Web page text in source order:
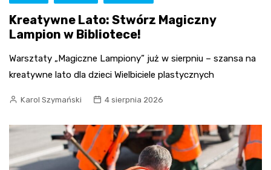
Kreatywne Lato: Stwórz Magiczny
Lampion w Bibliotece!
Warsztaty „Magiczne Lampiony” już w sierpniu – szansa na
kreatywne lato dla dzieci Wielbiciele plastycznych
Karol Szymański 4 sierpnia 2026